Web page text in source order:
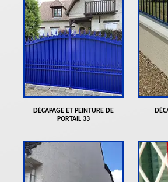
DÉCAPAGE ET PEINTURE DE
PORTAIL 33